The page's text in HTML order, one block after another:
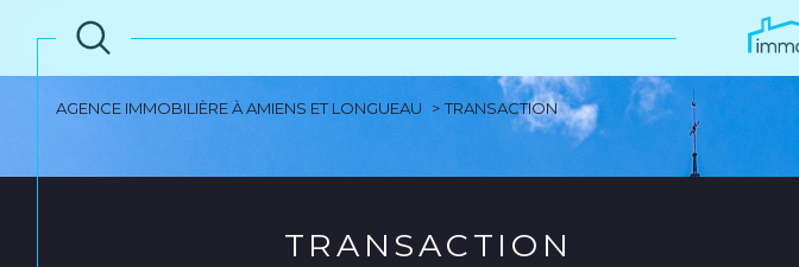
AGENCE IMMOBILIÈRE À AMIENS ET LONGUEAU TRANSACTION
TRANSACTION